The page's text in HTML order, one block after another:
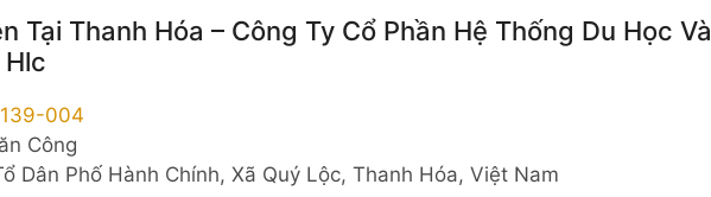
Tại Thanh Hóa – Công Ty Cổ Phần Hệ Thống Du Học Và
Hlc
004
Công
Dân Phố Hành Chính, Xã Quý Lộc, Thanh Hóa, Việt Nam